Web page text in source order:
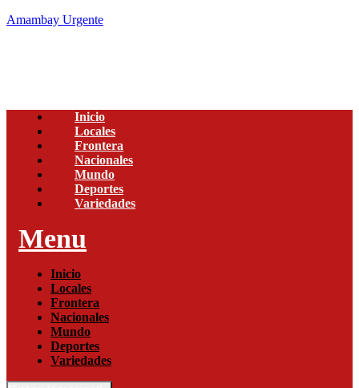
Amambay Urgente
Inicio
Locales
Frontera
Nacionales
Mundo
Deportes
Variedades
Menu
Inicio
Locales
Frontera
Nacionales
Mundo
Deportes
Variedades